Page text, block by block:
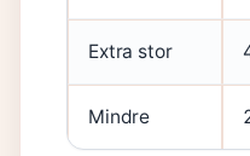
Extra stor
Mindre